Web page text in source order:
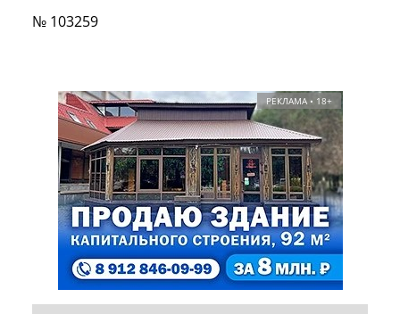
№ 103259
РЕКЛАМА • 18+